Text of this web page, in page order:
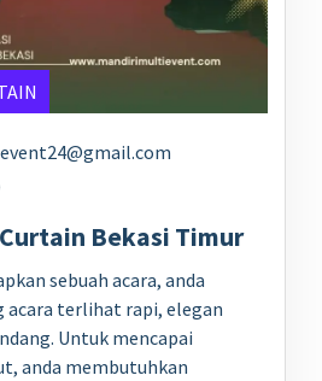
Bekasi Timur
sebuah acara, anda
acara terlihat rapi, elegan
Untuk mencapai
anda membutuhkan